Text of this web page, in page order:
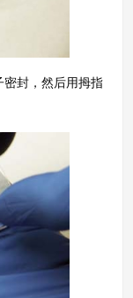
封，然后用拇指